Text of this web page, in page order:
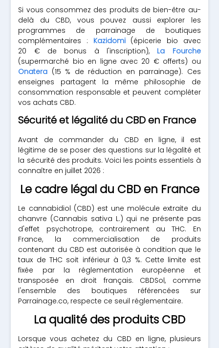
Si vous consommez des produits de bien-être au-
delà du CBD, vous pouvez aussi explorer les
programmes de parrainage de boutiques
complémentaires : Kazidomi(épicerie bio avec
20 € de bonus à l'inscription), La Fourche
(supermarché bio en ligne avec 20 € offerts) ou
Onatera (15 % de réduction en parrainage). Ces
enseignes partagent la même philosophie de
consommation responsable et peuvent compléter
vos achats CBD.
Sécurité et légalité du CBD en France
Avant de commander du CBD en ligne, il est
légitime de se poser des questions sur la légalité et
la sécurité des produits. Voici les points essentiels à
connaître en juillet 2026 :
Le cadre légal du CBD en France
Le cannabidiol (CBD) est une molécule extraite du
chanvre (Cannabis sativa L.) qui ne présente pas
d'effet psychotrope, contrairement au THC. En
France, la commercialisation de produits
contenant du CBD est autorisée à condition que le
taux de THC soit inférieur à 0,3 %. Cette limite est
fixée par la réglementation européenne et
transposée en droit français. CBDSol, comme
l'ensemble des boutiques référencées sur
Parrainage.co, respecte ce seuil réglementaire.
La qualité des produits CBD
Lorsque vous achetez du CBD en ligne, plusieurs